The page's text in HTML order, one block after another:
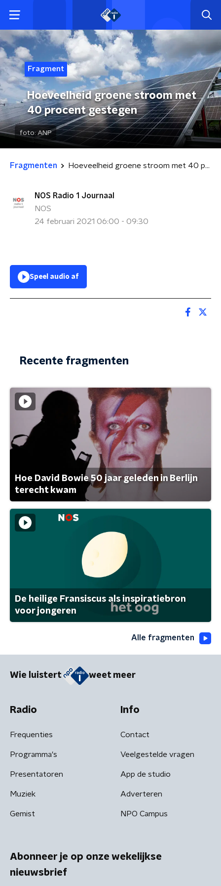
Fragment
Hoeveelheid groene stroom met
40 procent gestegen
foto: ANP
Fragmenten Hoeveelheid groene stroom met 40 procent gestegen
NOS Radio 1 Journaal
NOS
24 februari 2021 06:00 - 09:30
Speel audio af
Recente fragmenten
Hoe David Bowie 50 jaar geleden in Berlijn
terecht kwam
De heilige Fransiscus als inspiratiebron
voor jongeren
Alle fragmenten
Wie luistert weet meer
Radio
Frequenties
Programma's
Presentatoren
Muziek
Gemist
Info
Contact
Veelgestelde vragen
App de studio
Adverteren
NPO Campus
Abonneer je op onze wekelijkse
nieuwsbrief